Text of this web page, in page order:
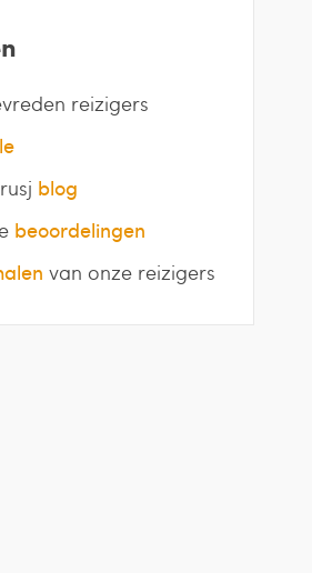
reizigers
blog
beoordelingen
van onze reizigers